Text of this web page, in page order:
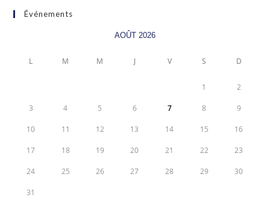
Événements
AOÛT 2026
L M M J V S D
1 2
3 4 5 6 7 8 9
10 11 12 13 14 15 16
17 18 19 20 21 22 23
24 25 26 27 28 29 30
31